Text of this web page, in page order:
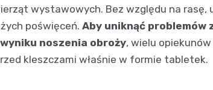
wystawowych. Bez względu na
poświęceń. Aby uniknąć problemów
noszenia obroży, wielu
kleszczami właśnie w formie tabletek.